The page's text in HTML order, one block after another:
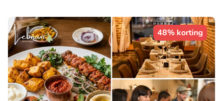
48% korting